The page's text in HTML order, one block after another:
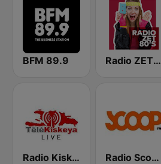
BFM 89.9 Radio ZET 80
Radio Kiskeya 88.5 FM Radio Scoop FM